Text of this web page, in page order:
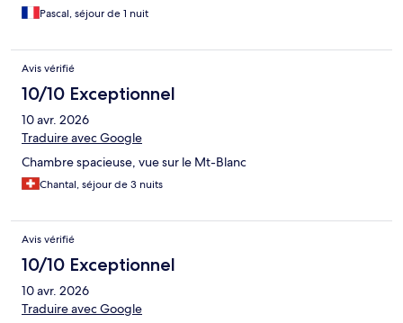
Pascal, séjour de 1 nuit
Avis vérifié
10/10 Exceptionnel
10 avr. 2026
Traduire avec Google
Chambre spacieuse, vue sur le Mt-Blanc
Chantal, séjour de 3 nuits
Avis vérifié
10/10 Exceptionnel
10 avr. 2026
Traduire avec Google